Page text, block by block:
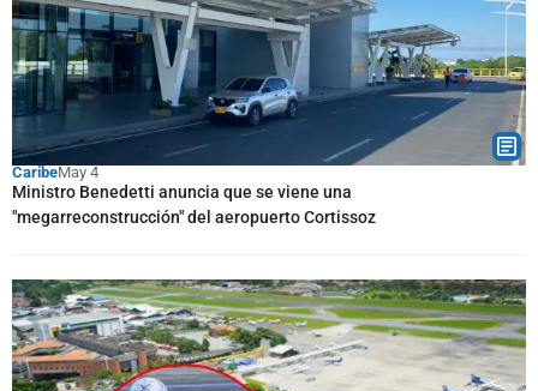
CaribeMay 4
Ministro Benedetti anuncia que se viene una
"megarreconstrucción" del aeropuerto Cortissoz